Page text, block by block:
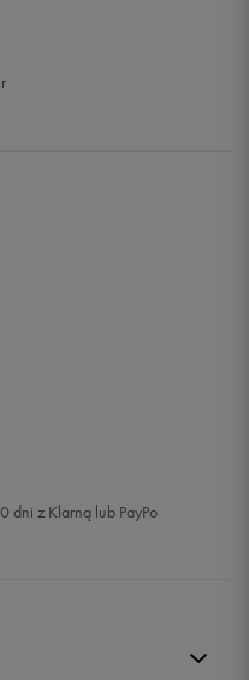
dni z Klarną lub PayPo